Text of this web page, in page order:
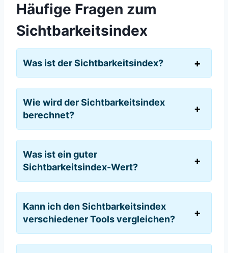
Häufige Fragen zum
Sichtbarkeitsindex
Was ist der Sichtbarkeitsindex?
Wie wird der Sichtbarkeitsindex
berechnet?
Was ist ein guter
Sichtbarkeitsindex-Wert?
Kann ich den Sichtbarkeitsindex
verschiedener Tools vergleichen?